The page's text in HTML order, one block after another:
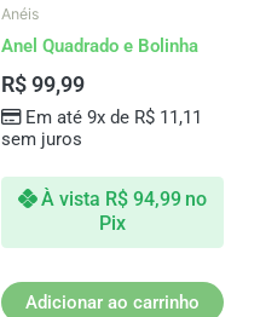
Anéis
Anel Quadrado e Bolinha
R$99,99
Em até 9x de R$11,11
sem juros
À vista R$94,99 no
Pix
Adicionar ao carrinho